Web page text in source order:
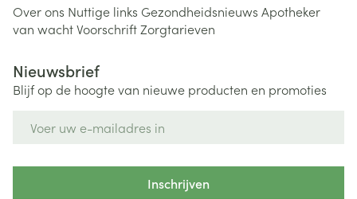
Over ons Nuttige links Gezondheidsnieuws Apotheker
van wachtVoorschriftZorgtarieven
Nieuwsbrief
Blijf op de hoogte van nieuwe producten en promoties
Inschrijven